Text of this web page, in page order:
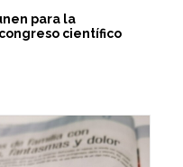
para la
científico